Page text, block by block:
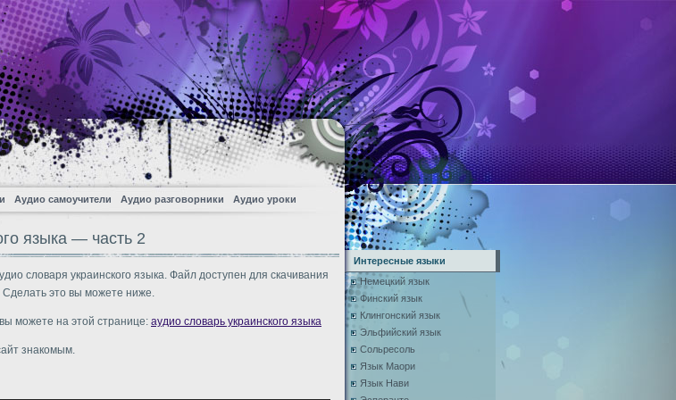
Аудио самоучители Аудио разговорники Аудио уроки
языка — часть 2
словаря украинского языка. Файл доступен для скачивания
это вы можете ниже.
можете на этой странице: аудио словарь украинского языка
знакомым.
Интересные языки
Немецкий язык
Финский язык
Клингонский язык
Эльфийский язык
Сольресоль
Язык Маори
Язык Нави